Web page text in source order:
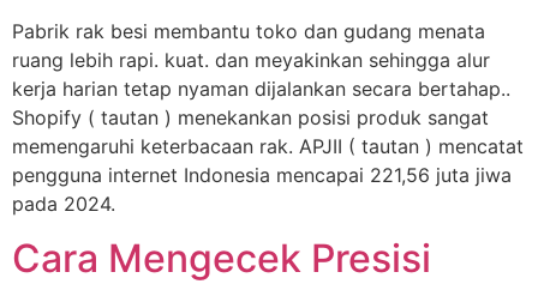
Pabrik rak besi membantu toko dan gudang menata
ruang lebih rapi. kuat. dan meyakinkan sehingga alur
kerja harian tetap nyaman dijalankan secara bertahap..
Shopify ( tautan ) menekankan posisi produk sangat
memengaruhi keterbacaan rak. APJII ( tautan ) mencatat
pengguna internet Indonesia mencapai 221,56 juta jiwa
pada 2024.
Cara Mengecek Presisi